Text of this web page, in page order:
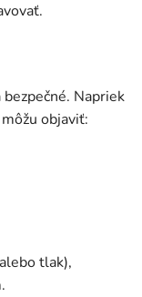
Napriek
objaviť:
tlak),